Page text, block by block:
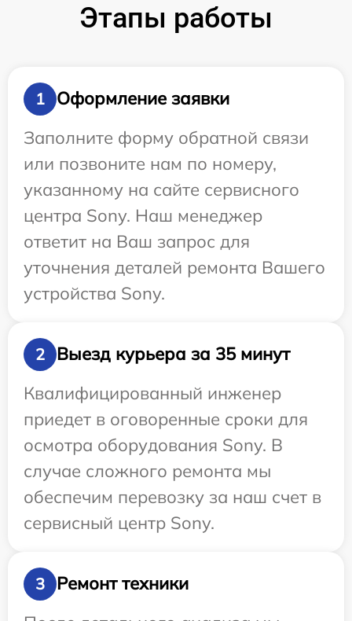
Этапы работы
1
Оформление заявки
Заполните форму обратной связи
или позвоните нам по номеру,
указанному на сайте сервисного
центра Sony. Наш менеджер
ответит на Ваш запрос для
уточнения деталей ремонта Вашего
устройства Sony.
2
Выезд курьера за 35 минут
Квалифицированный инженер
приедет в оговоренные сроки для
осмотра оборудования Sony. В
случае сложного ремонта мы
обеспечим перевозку за наш счет в
сервисный центр Sony.
3
Ремонт техники